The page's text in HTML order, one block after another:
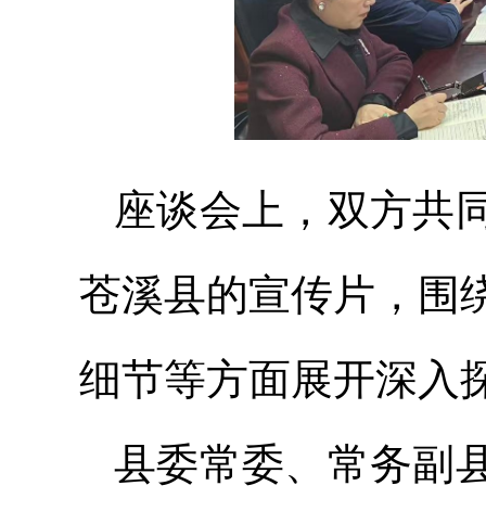
座谈会上，双方共
苍溪县的宣传片，围
细节等方面展开深入
县委常委、常务副